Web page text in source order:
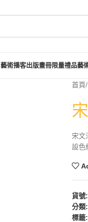
藝術播客出版畫冊限量禮品藝
首頁
宋文
設色
貨號:
分類:
標籤: